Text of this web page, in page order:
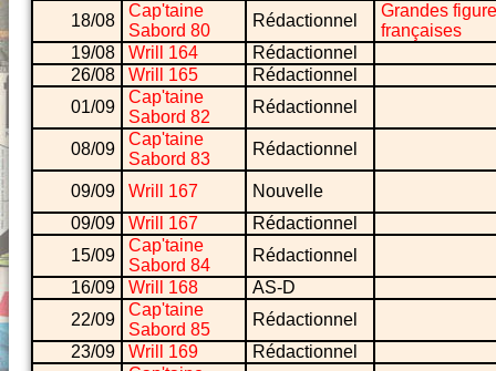
18/08
Cap'taine
Sabord 80
Rédactionnel
Grandes
françaises
19/08
Wrill 164
Rédactionnel
26/08
Wrill 165
Rédactionnel
01/09
Cap'taine
Sabord 82
Rédactionnel
08/09
Cap'taine
Sabord 83
Rédactionnel
09/09 Wrill 167
Nouvelle
09/09
Wrill 167
Rédactionnel
15/09
Cap'taine
Sabord 84
Rédactionnel
16/09
Wrill 168
AS-D
22/09
Cap'taine
Sabord 85
Rédactionnel
23/09
Wrill 169
Rédactionnel